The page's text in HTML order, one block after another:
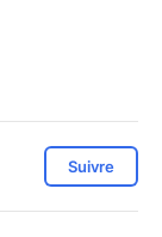
Suivre